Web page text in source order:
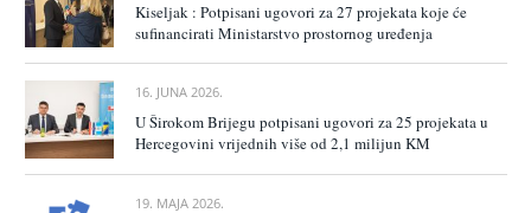
Kiseljak : Potpisani ugovori za 27 projekata koje će
sufinancirati Ministarstvo prostornog uređenja
16. JUNA 2026.
U Širokom Brijegu potpisani ugovori za 25 projekata u
Hercegovini vrijednih više od 2,1 milijun KM
19. MAJA 2026.